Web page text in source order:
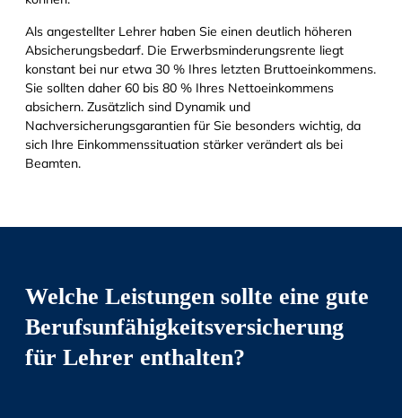
Als angestellter Lehrer haben Sie einen deutlich höheren
Absicherungsbedarf. Die Erwerbsminderungsrente liegt
konstant bei nur etwa 30 % Ihres letzten Bruttoeinkommens.
Sie sollten daher 60 bis 80 % Ihres Nettoeinkommens
absichern. Zusätzlich sind Dynamik und
Nachversicherungsgarantien für Sie besonders wichtig, da
sich Ihre Einkommenssituation stärker verändert als bei
Beamten.
Welche Leistungen sollte eine gute
Berufsunfähigkeitsversicherung
für Lehrer enthalten?